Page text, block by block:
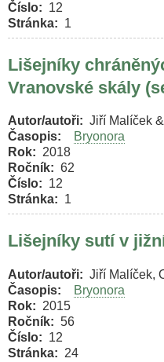
Číslo
12
Stránka
1
Lišejníky
Vranovské skály
Autor/autoři
Jiří Malíček
Časopis
Bryonora
Rok
2018
Ročník
62
Číslo
12
Stránka
1
Lišejníky sutí v
Autor/autoři
Jiří Malíček,
Časopis
Bryonora
Rok
2015
Ročník
56
Číslo
12
Stránka
24